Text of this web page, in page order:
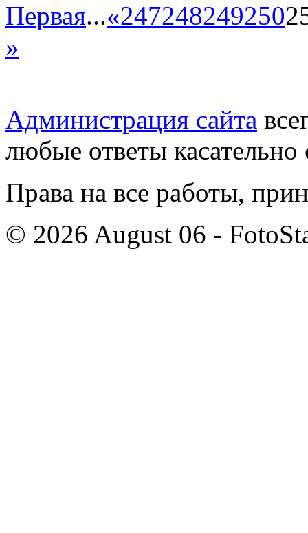
Первая...«247248249250
»
Администрация сайта
любые ответы касательно
Права на все работы,
© 2026 August 06 -